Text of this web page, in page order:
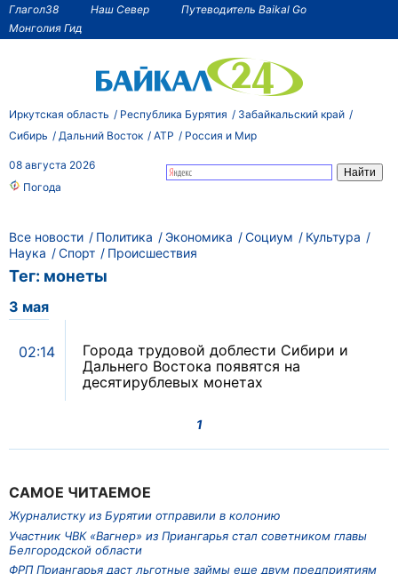
Глагол38 Наш Север
Путеводитель Baikal Go
Монголия Гид
Иркутская область Республика Бурятия
Забайкальский край
Сибирь
Дальний Восток АТР Россия и Мир
08 августа 2026
Погода
САМОЕ ЧИТАЕМОЕ
Журналистку из Бурятии отправили в колонию
Участник ЧВК «Вагнер» из Приангарья стал советником главы
Белгородской области
ФРП Приангарья даст льготные займы еще двум предприятиям
Все новости Политика Экономика Социум
Культура
Наука
Спорт Происшествия
Тег: монеты
3 мая
02:14
Города трудовой доблести Сибири и
Дальнего Востока появятся на
десятирублевых монетах
1